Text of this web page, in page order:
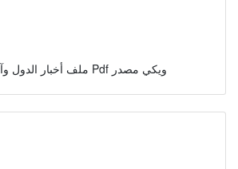
ملف أخبار الدول وآثار الأول خ Pdf ويكي مصدر